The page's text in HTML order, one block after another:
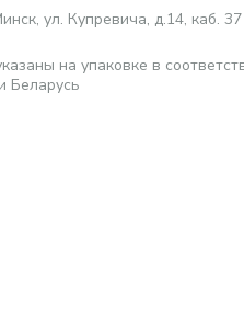
ул. Купревича, д.14, каб.
на упаковке в
Беларусь